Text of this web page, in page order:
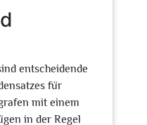
entscheidende
für
mit einem
in der Regel